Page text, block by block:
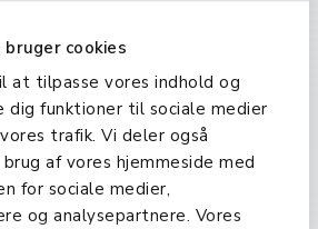
bruger cookies
at tilpasse vores indhold og
dig funktioner til sociale medier
trafik. Vi deler også
af vores hjemmeside med
for sociale medier,
og analysepartnere. Vores